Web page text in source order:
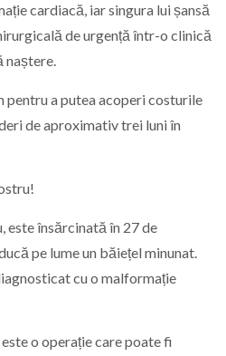
cardiacă, iar singura lui șansă
de urgență într-o clinică
naștere.
pentru a putea acoperi costurile
de aproximativ trei luni în
este însărcinată în 27 de
pe lume un băiețel minunat.
cu o malformație
o operație care poate fi